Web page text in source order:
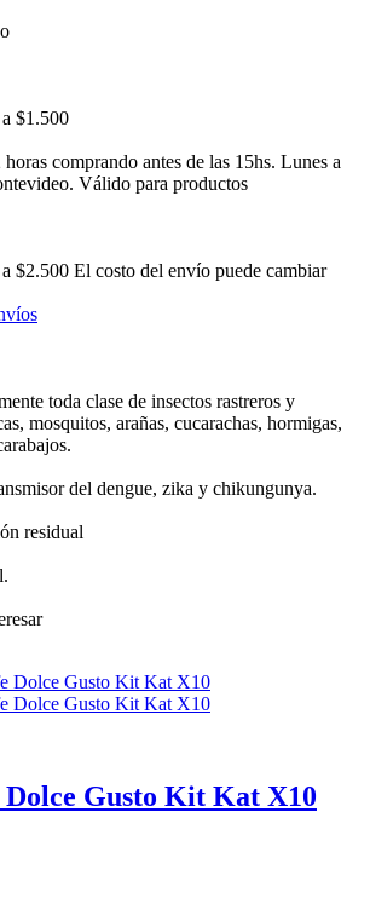
$1.500
comprando antes de las 15hs. Lunes a
Válido para productos
$2.500 El costo del envío puede cambiar
toda clase de insectos rastreros y
mosquitos, arañas, cucarachas, hormigas,
del dengue, zika y chikungunya.
residual
Dolce Gusto Kit Kat X10